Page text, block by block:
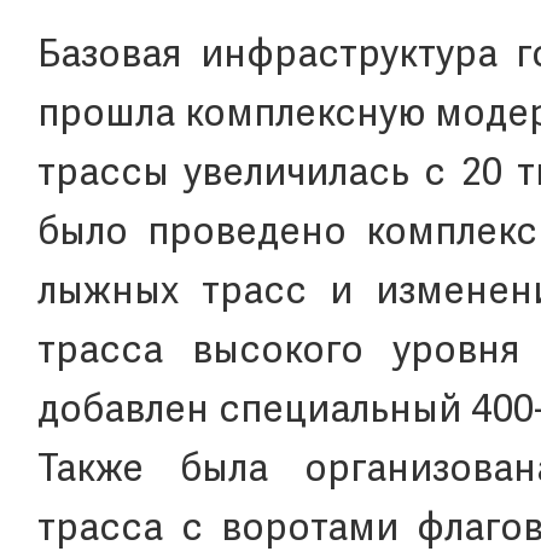
Базовая инфраструктура
прошла комплексную
трассы увеличилась с 20
было проведено
лыжных трасс и
трасса высокого
добавлен специальный
Также была
трасса с воротами